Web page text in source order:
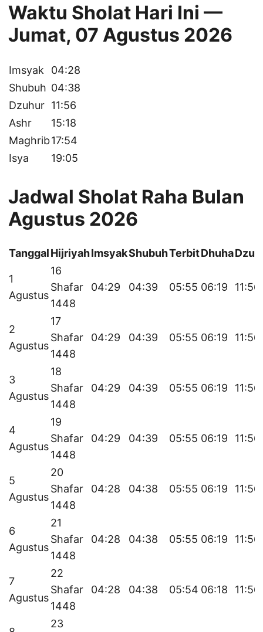
Waktu Sholat Hari Ini —
Jumat, 07 Agustus 2026
Imsyak
04:28
Shubuh 04:38
Dzuhur 11:56
Ashr
15:18
Maghrib17:54
Isya
19:05
Jadwal Sholat Raha Bulan
Agustus 2026
TanggalHijriyahImsyakShubuhTerbitDhuha
1
Agustus
16
Shafar
1448
04:29 04:39 05:55 06:19 11:56
2
Agustus
17
Shafar
1448
04:29 04:39 05:55 06:19 11:56
3
Agustus
18
Shafar
1448
04:29 04:39 05:55 06:19 11:56
4
Agustus
19
Shafar
1448
04:29 04:39 05:55 06:19 11:56
5
Agustus
20
Shafar
1448
04:28 04:38 05:55 06:19 11:56
6
Agustus
21
Shafar
1448
04:28 04:38 05:55 06:19 11:56
7
Agustus
22
Shafar
1448
04:28 04:38 05:54 06:18 11:56
23